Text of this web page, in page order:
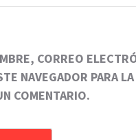
CORREO
NAVEGADOR PARA
COMENTARIO.